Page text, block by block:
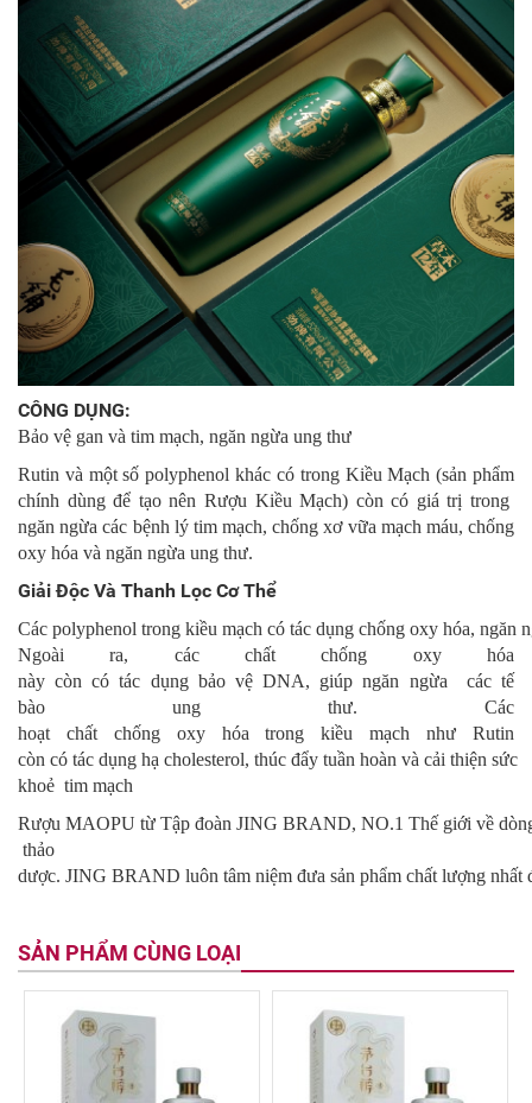
CÔNG DỤNG:
Bảo vệ gan và tim mạch, ngăn ngừa ung thư
Rutin và một số polyphenol khác có trong Kiều Mạch (sản phẩm
chính dùng để tạo nên Rượu Kiều Mạch) còn có giá trị trong
ngăn ngừa các bệnh lý tim mạch, chống xơ vữa mạch máu, chống
oxy hóa và ngăn ngừa ung thư.
Giải Độc Và Thanh Lọc Cơ Thể
Các polyphenol trong kiều mạch có tác dụng chống oxy hóa, ngăn
Ngoài ra, các chất chống oxy hóa
này còn có tác dụng bảo vệ DNA, giúp ngăn ngừa các tế
bào ung thư. Các
hoạt chất chống oxy hóa trong kiều mạch như Rutin
còn có tác dụng hạ cholesterol, thúc đẩy tuần hoàn và cải thiện sức
khoẻ tim mạch
Rượu MAOPU từ Tập đoàn JING BRAND, NO.1 Thế giới về
thảo
dược. JING BRAND luôn tâm niệm đưa sản phẩm chất lượng nhất
SẢN PHẨM CÙNG LOẠI